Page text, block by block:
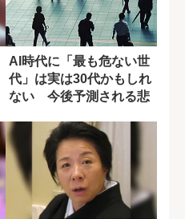
AI時代に「最も危ない世
代」は実は30代かもしれ
ない 今後予測される悲